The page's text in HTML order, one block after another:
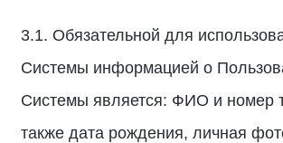
3.1. Обязательной для
Системы информацией о
Системы является: ФИО и номер
также дата рождения, личная